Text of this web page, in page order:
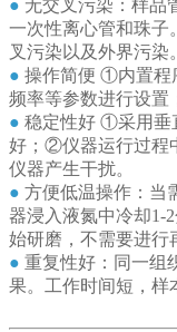
● 无交叉污染：样品
一次性离心管和珠子
叉污染以及外界污染。
● 操作简便 ①内置程
频率等参数进行设置
● 稳定性好 ①采用垂
好；②仪器运行过程
仪器产生干扰。
● 方便低温操作：当
器浸入液氮中冷却1-
始研磨，不需要进行
● 重复性好：同一组
果。工作时间短，样